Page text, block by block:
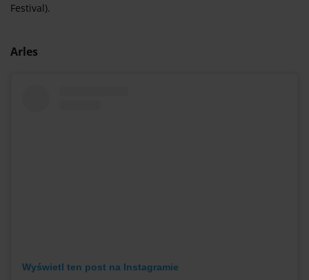
Festival).
Arles
Wyświetl ten post na Instagramie